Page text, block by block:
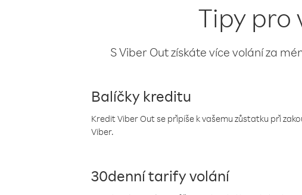
Tipy pro
S Viber Out získáte více volání za
Balíčky kreditu
Kredit Viber Out se připíše k vašemu zůstatku při
Viber.
30denní tarify volání